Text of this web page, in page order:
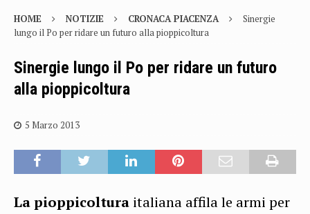
HOME NOTIZIE CRONACA PIACENZA
Sinergie
lungo il Po per ridare un futuro alla pioppicoltura
Sinergie lungo il Po per ridare un futuro
alla pioppicoltura
5 Marzo 2013
La pioppicoltura italiana affila le armi per